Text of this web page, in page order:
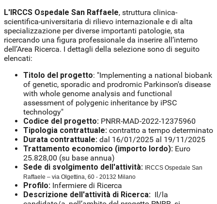
L'IRCCS Ospedale San Raffaele, struttura clinica-
scientifica-universitaria di rilievo internazionale e di alta
specializzazione per diverse importanti patologie, sta
ricercando una figura professionale da inserire all’interno
dell’Area Ricerca. I dettagli della selezione sono di seguito
elencati:
Titolo del progetto: "Implementing a national biobank
of genetic, sporadic and prodromic Parkinson's disease
with whole genome analysis and functional
assessment of polygenic inheritance by iPSC
technology"
Codice del progetto: PNRR-MAD-2022-12375960
Tipologia contrattuale: contratto a tempo determinato
Durata contrattuale: dal 16/01/2025 al 19/11/2025
Trattamento economico (importo lordo): Euro
25.828,00 (su base annua)
Sede di svolgimento dell'attività:
IRCCS Ospedale San
Raffaele – via Olgettina, 60 - 20132 Milano
Profilo: Infermiere di Ricerca
Descrizione dell'attività di Ricerca: Il/la